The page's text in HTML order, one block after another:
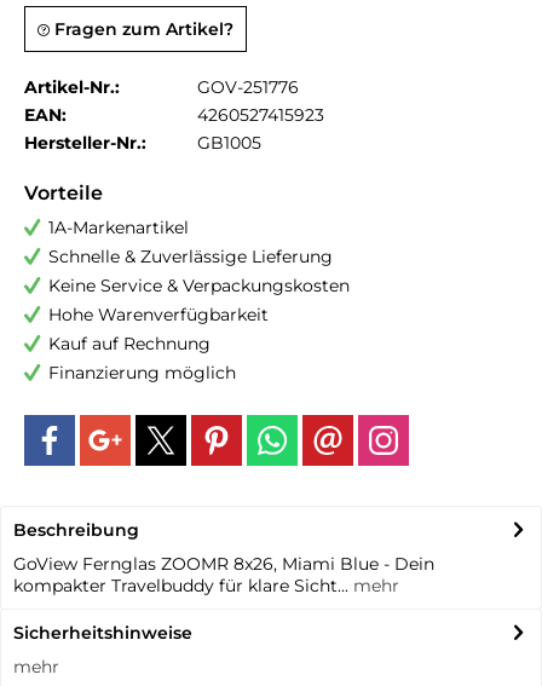
Fragen zum Artikel?
Artikel-Nr.:
GOV-251776
EAN:
4260527415923
Hersteller-Nr.:
GB1005
Vorteile
1A-Markenartikel
Schnelle & Zuverlässige Lieferung
Keine Service & Verpackungskosten
Hohe Warenverfügbarkeit
Kauf auf Rechnung
Finanzierung möglich
Beschreibung
GoView Fernglas ZOOMR 8x26, Miami Blue - Dein
kompakter Travelbuddy für klare Sicht... mehr
Sicherheitshinweise
mehr